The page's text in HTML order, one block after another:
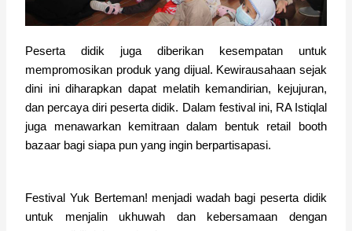
Peserta didik juga diberikan kesempatan untuk
mempromosikan produk yang dijual. Kewirausahaan sejak
dini ini diharapkan dapat melatih kemandirian, kejujuran,
dan percaya diri peserta didik. Dalam festival ini, RA Istiqlal
juga menawarkan kemitraan dalam bentuk retail booth
bazaar bagi siapa pun yang ingin berpartisapasi.
Festival Yuk Berteman! menjadi wadah bagi peserta didik
untuk menjalin ukhuwah dan kebersamaan dengan